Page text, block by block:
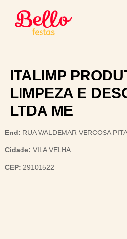
ITALIMP
LIMPEZA E
LTDA ME
End: RUA WALDEMAR VERCOSA
Cidade: VILA VELHA
CEP: 29101522